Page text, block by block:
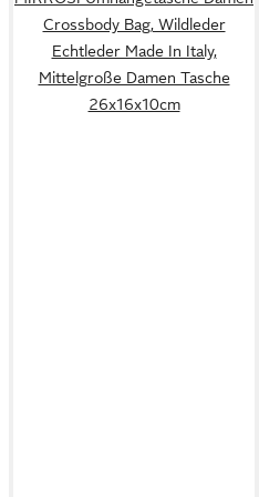
Crossbody Bag, Wildleder
Echtleder Made In Italy,
Mittelgroße Damen Tasche
26x16x10cm